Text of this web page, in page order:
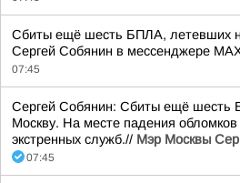
Сбиты ещё шесть БПЛА, летевших
Сергей Собянин в мессенджере
07:45
Сергей Собянин: Сбиты ещё шесть
Москву. На месте падения
экстренных служб.// Мэр Москвы
07:45